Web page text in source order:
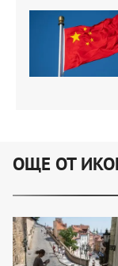
ОЩЕ ОТ